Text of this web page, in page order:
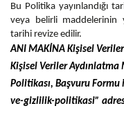
Bu Politika yayınlandığı
veya belirli maddelerinin
tarihi revize edilir.
ANI MAKİNA Kişisel
Kişisel Veriler
Politikası, Başvuru Formu
ve-gizlilik-politikasi”